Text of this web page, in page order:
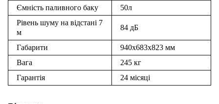
Ємність паливного баку
50л
Рівень шуму на відстані 7
м
84 дБ
Габарити
940x683x823 мм
Вага
245 кг
Гарантія
24 місяці